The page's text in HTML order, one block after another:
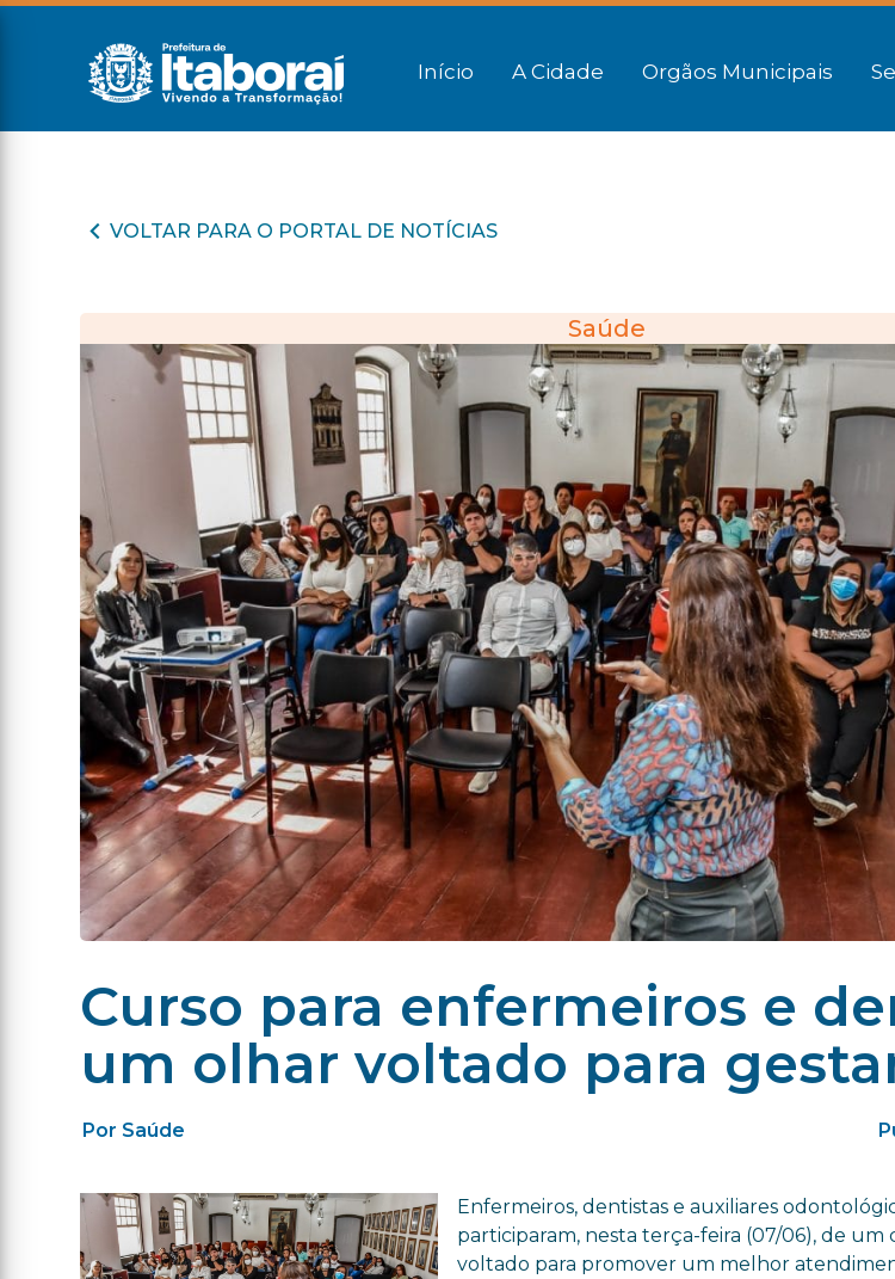
Início A Cidade Orgãos Municipais
VOLTAR PARA O PORTAL DE NOTÍCIAS
Saúde
Curso para enfermeiros e
um olhar voltado para
Por Saúde
Enfermeiros, dentistas e auxiliares
participaram, nesta terça-feira (07/06), de um
voltado para promover um melhor